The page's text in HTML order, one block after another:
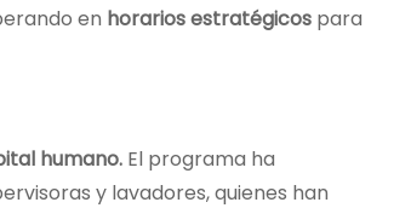
en horarios estratégicos para
humano. El programa ha
y lavadores, quienes han